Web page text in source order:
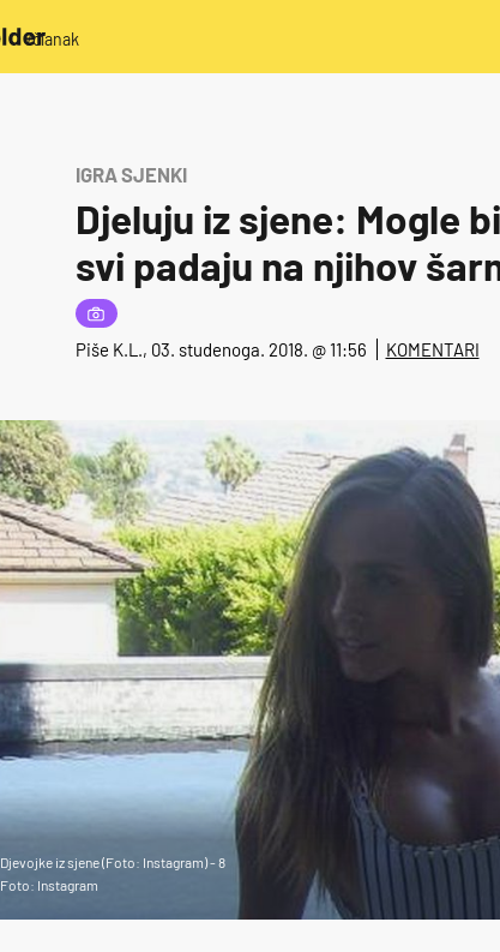
/članak
IGRA SJENKI
Djeluju iz sjene: Mogle
svi padaju na njihov
Piše K.L., 03. studenoga. 2018. @ 11:56 KOMENTARI
Djevojke iz sjene (Foto: Instagram) - 8
Foto: Instagram